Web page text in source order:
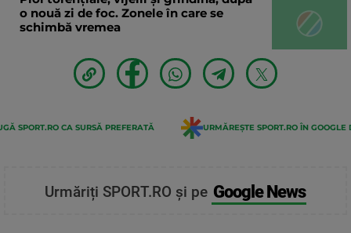
o nouă zi de foc. Zonele în care se
schimbă vremea
SPORT.RO CA SURSĂ PREFERATĂ URMĂREȘTE SPORT.RO ÎN GOOGLE
Urmăriți SPORT.RO și pe Google News